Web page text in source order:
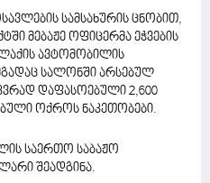
სამსახურის ცნობით,
მებაჟე ოფიცერმა ეჭვების
ავტომობილის
სალონში არსებულ
დაფასოებული 2,600
ოქროს ნაკეთობები.
საერთო საბაჟო
შეადგინა.